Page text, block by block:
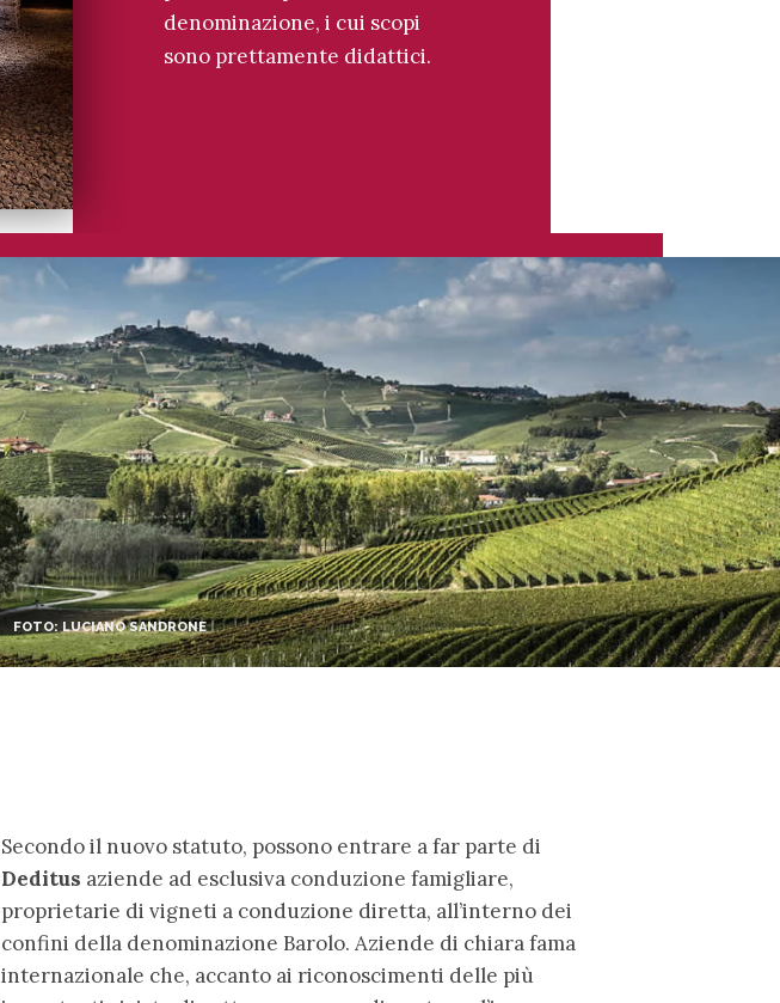
denominazione, i cui scopi
sono prettamente didattici.
FOTO: LUCIANO SANDRONE
Secondo il nuovo statuto, possono entrare a far parte di
Deditus aziende ad esclusiva conduzione famigliare,
proprietarie di vigneti a conduzione diretta, all’interno dei
confini della denominazione Barolo. Aziende di chiara fama
internazionale che, accanto ai riconoscimenti delle più